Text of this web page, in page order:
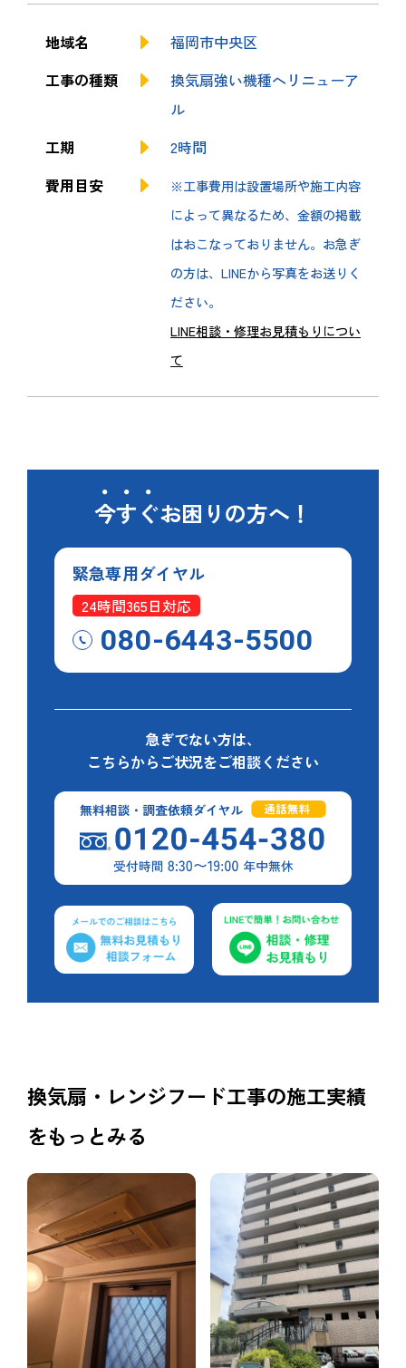
地域名
福岡市中央区
工事の種類
換気扇強い機種へリニューア
ル
工期
2時間
費用目安
※工事費用は設置場所や施工内容
によって異なるため、金額の掲載
はおこなっておりません。お急ぎ
の方は、LINEから写真をお送りく
ださい。
LINE相談・修理お見積もりについ
て
今すぐお困りの方へ！
緊急専用ダイヤル
24時間365日対応
080-6443-5500
急ぎでない方は、
こちらからご状況をご相談ください
換気扇・レンジフード工事の施工実績
をもっとみる